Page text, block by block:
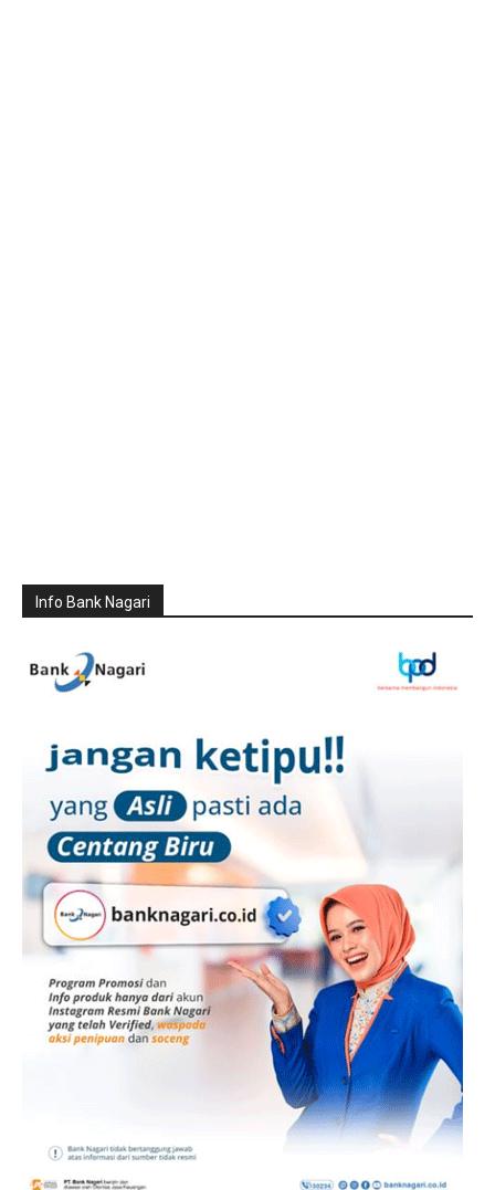
Info Bank Nagari